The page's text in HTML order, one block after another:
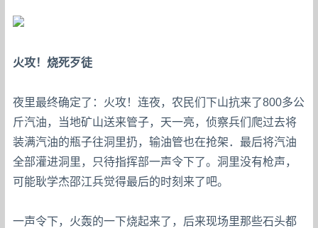
火攻！烧死歹徒
夜里最终确定了：火攻！连夜，农民们下山抗来了800多公
斤汽油，当地矿山送来管子，天一亮，侦察兵们爬过去将
装满汽油的瓶子往洞里扔，输油管也在抢架．最后将汽油
全部灌进洞里，只待指挥部一声令下了。洞里没有枪声，
可能耿学杰邵江兵觉得最后的时刻来了吧。
一声令下，火轰的一下烧起来了，后来现场里那些石头都